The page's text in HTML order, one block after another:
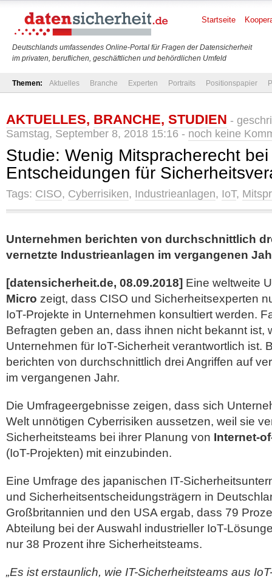
Deutschlands umfassendes Online-Portal für Fragen der Datensicherheit
im privaten, beruflichen, geschäftlichen und behördlichen Umfeld
Startseite
Themen: Aktuelles Branche Experten Portraits Positionspapier
AKTUELLES, BRANCHE, STUDIEN -
Samstag, September 8, 2018 15:16 - noch keine
Studie: Wenig Mitspracherecht bei
Entscheidungen für
Tags: CISO, Cyberrisiken, Industrieanlagen, IoT,
Unternehmen berichten von durchschnittlich
vernetzte Industrieanlagen im vergangenen
[datensicherheit.de, 08.09.2018] Eine weltweite
Micro zeigt, dass CISO und Sicherheitsexperten
IoT-Projekte in Unternehmen konsultiert werden.
Befragten geben an, dass ihnen nicht bekannt ist,
Unternehmen für IoT-Sicherheit verantwortlich ist.
berichten von durchschnittlich drei Angriffen auf
im vergangenen Jahr.
Die Umfrageergebnisse zeigen, dass sich
Welt unnötigen Cyberrisiken aussetzen, weil sie
Sicherheitsteams bei ihrer Planung von Internet-
(IoT-Projekten) mit einzubinden.
Eine Umfrage des japanischen IT-
und Sicherheitsentscheidungsträgern in
Großbritannien und den USA ergab, dass 79
Abteilung bei der Auswahl industrieller IoT-
nur 38 Prozent ihre Sicherheitsteams.
„Es ist erstaunlich, wie IT-Sicherheitsteams aus